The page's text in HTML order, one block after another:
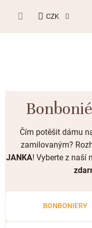
CZK
BESTSELLERY
TABULKOVÁ ČOKOLÁDA
Plněné čokolády
BONBONIERY,
Kusové pralinky a
Letní dárky ☀️
Svatební čokolády
ZAKÁZKOVÁ VÝROBA
Čím potěšit dámu
zamilovaným?
JANKA! Vyberte z naší
BONBONIERY